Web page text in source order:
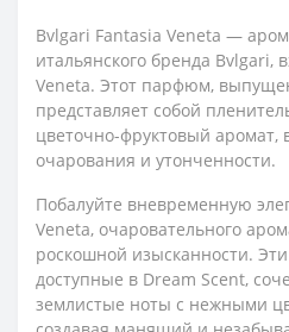
Bvlgari Fantasia Veneta —
итальянского бренда Bvlgari,
Veneta. Этот парфюм,
представляет собой
цветочно-фруктовый
очарования и утонченности.
Побалуйте вневременную
Veneta, очаровательного
роскошной изысканности.
доступные в Dream Scent,
землистые ноты с нежными